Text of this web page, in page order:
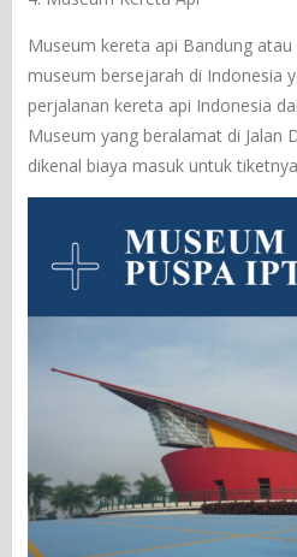
Museum kereta api Bandung
museum bersejarah di Indonesia
perjalanan kereta api Indonesia
Museum yang beralamat di Jalan
dikenal biaya masuk untuk